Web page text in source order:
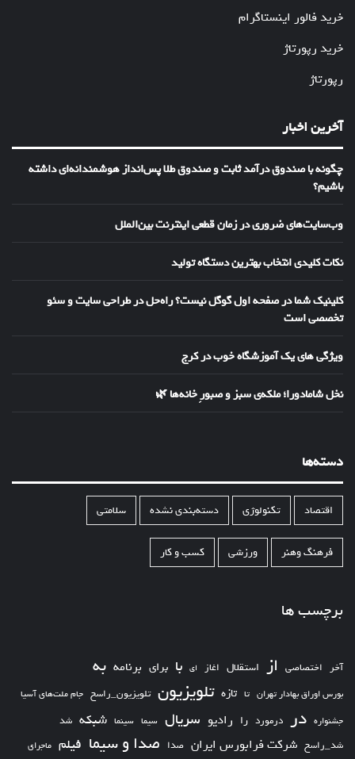
خرید فالور اینستاگرام
خرید رپورتاژ
رپورتاژ
آخرین اخبار
چگونه با صندوق درآمد ثابت و صندوق طلا پس‌انداز هوشمندانه‌ای داشته
باشیم؟
وب‌سایت‌های ضروری در زمان قطعی اینترنت بین‌الملل
نکات کلیدی انتخاب بهترین دستگاه تولید
کلینیک شما در صفحه اول گوگل نیست؟ راه‌حل در طراحی سایت و سئو
تخصصی است
ویژگی های یک آموزشگاه خوب در کرج
نخل شامادورا؛ ملکه‌ی سبز و صبورِ خانه‌ها 🌿
دسته‌ها
اقتصاد تکنولوژی دسته‌بندی نشده سلامتی
فرهنگ وهنر ورزشی کسب و کار
برچسب ها
آخر اختصاصی از استقلال اغاز ای با برای برنامه به
بورس اوراق بهادار تهران تا تازه تلویزیون تلویزیون_راسخ جام ملت‌های آسیا
جشنواره در درمورد را رادیو سریال سیما سینما شبکه شد
شد_راسخ شرکت فرابورس ایران صدا صدا و سیما فیلم ماجرای